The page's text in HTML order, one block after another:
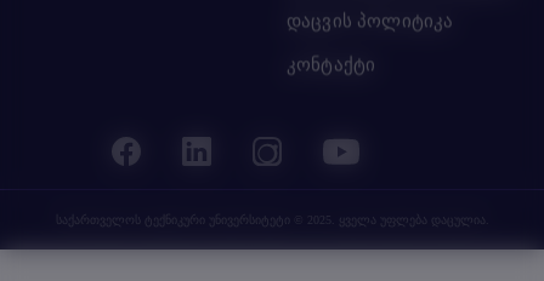
დაცვის პოლიტიკა
კონტაქტი
საქართველოს ტექნიკური უნივერსიტეტი © 2025. ყველა უფლება დაცულია.